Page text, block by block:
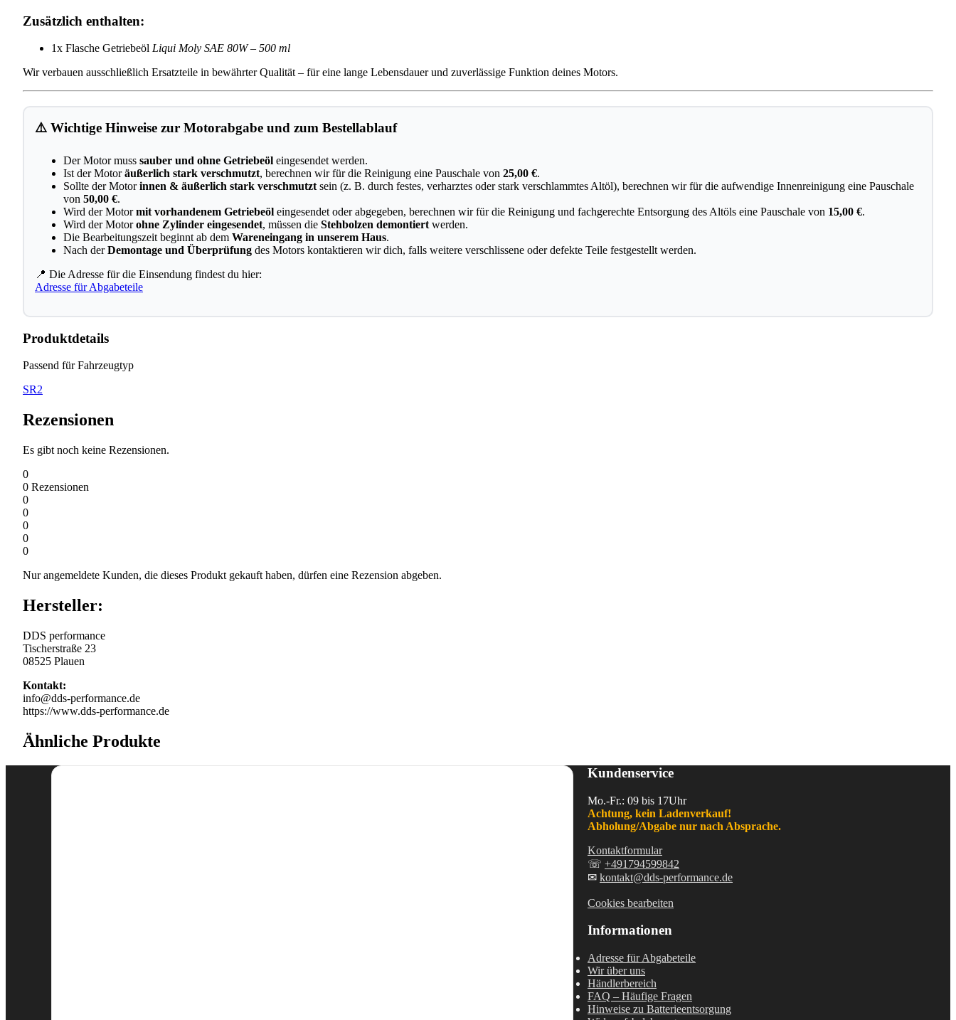
Zusätzlich enthalten:
1x Flasche Getriebeöl Liqui Moly SAE 80W – 500 ml
Wir verbauen ausschließlich Ersatzteile in bewährter Qualität – für eine lange Lebensdauer und zuverlässige Funktion deines Motors.
⚠️ Wichtige Hinweise zur Motorabgabe und zum Bestellablauf
Der Motor muss sauber und ohne Getriebeöl eingesendet werden.
Ist der Motoräußerlich stark verschmutzt, berechnen wir für die Reinigung eine Pauschale von 25,00 €.
Sollte der Motorinnen & äußerlich stark verschmutzt sein (z. B. durch festes, verharztes oder stark verschlammtes Altöl), berechnen wir für die aufwendige Innenreinigung eine Pauschale
von 50,00 €.
Wird der Motormit vorhandenem Getriebeöl eingesendet oder abgegeben, berechnen wir für die Reinigung und fachgerechte Entsorgung des Altöls eine Pauschale von 15,00 €.
Wird der Motorohne Zylinder eingesendet, müssen die Stehbolzen demontiert werden.
Die Bearbeitungszeit beginnt ab dem Wareneingang in unserem Haus.
Nach derDemontage und Überprüfung des Motors kontaktieren wir dich, falls weitere verschlissene oder defekte Teile festgestellt werden.
📍 Die Adresse für die Einsendung findest du hier:
Adresse für Abgabeteile
Produktdetails
Passend für Fahrzeugtyp
SR2
Rezensionen
Es gibt noch keine Rezensionen.
0
0 Rezensionen
0
0
0
0
0
Nur angemeldete Kunden, die dieses Produkt gekauft haben, dürfen eine Rezension abgeben.
Hersteller:
DDS performance
Tischerstraße 23
08525 Plauen
Kontakt:
info@dds-performance.de
https://www.dds-performance.de
Ähnliche Produkte
Kundenservice
Mo.-Fr.: 09 bis 17Uhr
Achtung, kein Ladenverkauf!
Abholung/Abgabe nur nach Absprache.
Kontaktformular
☏ +491794599842
✉ kontakt@dds-performance.de
Cookies bearbeiten
Informationen
Adresse für Abgabeteile
Wir über uns
Händlerbereich
FAQ – Häufige Fragen
Hinweise zu Batterieentsorgung